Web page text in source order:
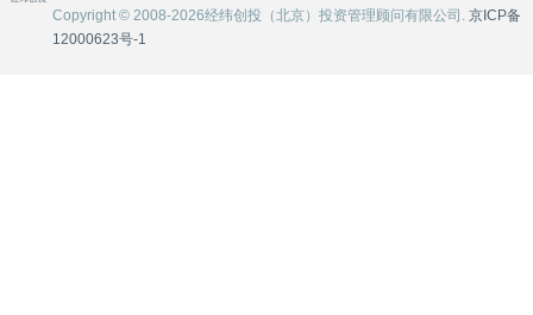
Copyright © 2008-2026经纬创投（北京）投资管理顾问有限公司. 京ICP备
12000623号-1